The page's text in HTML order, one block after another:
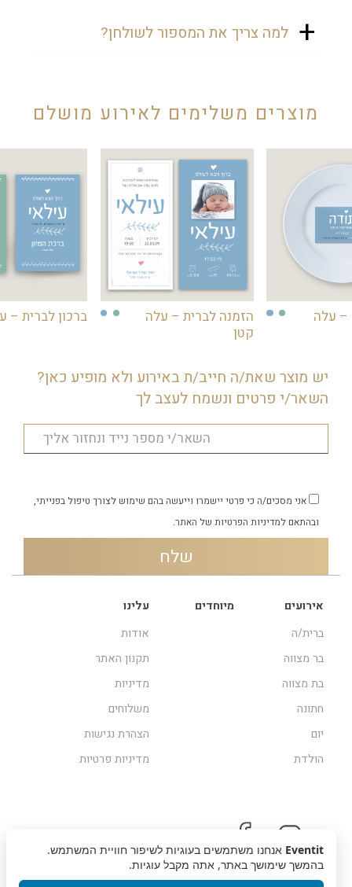
הוא דומה לגלויה ממותגת (ניתן למסגור
במסגרת יפה) שעליה כתוב את מספר
הדיילות יגידו לכל אורח את מספר
השולחן שלו, כך הוא יוכל להתיישב
בקלות.
למה צריך את המספור לשולחן?
מוצרים משלימים לאירוע מושלם
– עלה
הזמנה לברית – עלה
קטן
ברכון לברית –
יש מוצר שאת/ה חייב/ת באירוע ולא מופיע כאן?
השאר/י פרטים ונשמח לעצב לך
אני מסכים/ה כי פרטי יישמרו וייעשה בהם שימוש לצורך טיפול בפנייתי,
ובהתאם למדיניות הפרטיות של האתר.
אירועים
ברית/ה
בר מצווה
בת מצווה
חתונה
יום
הולדת
מיוחדים
עלינו
אודות
תקנון האתר
מדיניות
משלוחים
הצהרת נגישות
מדיניות פרטיות
Eventit אנחנו משתמשים בעוגיות לשיפור חוויית המשתמש.
בהמשך שימושך באתר, אתה מקבל עוגיות.